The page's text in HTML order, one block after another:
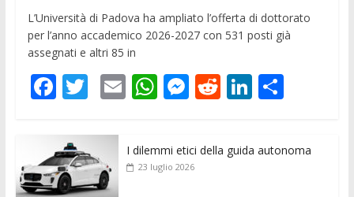
L’Università di Padova ha ampliato l’offerta di dottorato
per l’anno accademico 2026-2027 con 531 posti già
assegnati e altri 85 in
F
e
b
o
T
itt
er
E
ai
l
W
s
M
ss
e
R
di
Li
e
C
di
I dilemmi etici della guida autonoma
23 luglio 2026